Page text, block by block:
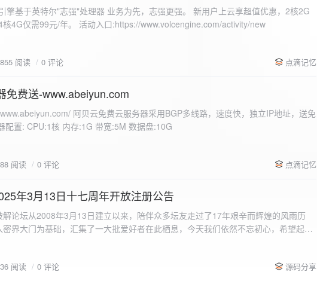
id="uploadForm">
name="file" accept="image/*" required /> <button type="submit">上传文
= document.getElementById('result'); const
件 xhr.upload.onprogress = function(event) { if
{ if (xhr.status === 200) { const data =
target="_blank">${data.data.url}</a></p> <p>图片文件名:
image" /> `; }
p>`; } }; xhr.onerror = function() { resultDiv.innerHTML =
擎基于英特尔"志强"处理器 业务为先，志强更强。 新用户上云享超值优惠，2核2G
4G仅需99元/年。 活动入口:https://www.volcengine.com/activity/new
阅读 0 评论 点滴记忆
免费送-www.abeiyun.com
阿贝云免费云服务器采用BGP多线路，速度快，独立IP地址，送免
配置: CPU:1核 内存:1G 带宽:5M 数据盘:10G
阅读 0 评论 点滴记忆
年3月13日十七周年开放注册公告
论坛从2008年3月13日建立以来，陪伴众多坛友走过了17年艰辛而辉煌的风雨历
界大门为基础，汇集了一大批爱好者在此栖息，今天我们依然不忘初心，希望起到
注册前，请认真阅读注册须知以及社区的总版规，以便更好地适应和享受我们的社
阅读 0 评论 源码分享